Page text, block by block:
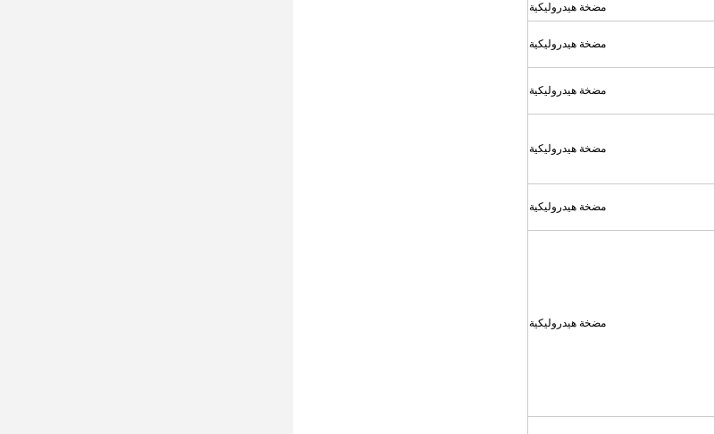
مضخة هيدروليكية
مضخة هيدروليكية
مضخة هيدروليكية
مضخة هيدروليكية
مضخة هيدروليكية
مضخة هيدروليكية